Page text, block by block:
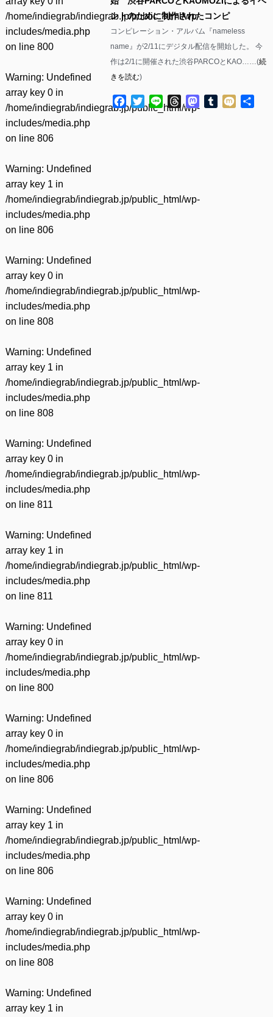
/home/indiegrab/indiegrab.jp/public_html/wp-
includes/media.php
on line 800
Warning: Undefined
array key 0 in
/home/indiegrab/indiegrab.jp/public_html/wp-
includes/media.php
on line 806
Warning: Undefined
array key 1 in
/home/indiegrab/indiegrab.jp/public_html/wp-
includes/media.php
on line 806
Warning: Undefined
array key 0 in
/home/indiegrab/indiegrab.jp/public_html/wp-
includes/media.php
on line 808
Warning: Undefined
array key 1 in
/home/indiegrab/indiegrab.jp/public_html/wp-
includes/media.php
on line 808
Warning: Undefined
array key 0 in
/home/indiegrab/indiegrab.jp/public_html/wp-
includes/media.php
on line 811
Warning: Undefined
array key 1 in
/home/indiegrab/indiegrab.jp/public_html/wp-
includes/media.php
on line 811
Warning: Undefined
array key 0 in
/home/indiegrab/indiegrab.jp/public_html/wp-
includes/media.php
on line 800
Warning: Undefined
array key 0 in
/home/indiegrab/indiegrab.jp/public_html/wp-
includes/media.php
on line 806
Warning: Undefined
array key 1 in
/home/indiegrab/indiegrab.jp/public_html/wp-
includes/media.php
on line 806
Warning: Undefined
array key 0 in
/home/indiegrab/indiegrab.jp/public_html/wp-
includes/media.php
on line 808
Warning: Undefined
array key 1 in
ントのために制作されたコンピ
コンピレーション・アルバム『nameless
name』が2/11にデジタル配信を開始した。 今
作は2/1に開催された渋谷PARCOとKAO……(続
きを読む)
Facebook
TwitterLine ThreadsMastodon
Tumblr
Mixi